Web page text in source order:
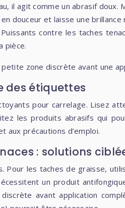
il agit comme un abrasif
douceur et laisse une
contre les taches
pièce.
zone discrète avant une
des étiquettes
pour carrelage. Lisez
les produits abrasifs qui
aux précautions d’emploi.
: solutions
les taches de graisse,
un produit
avant application